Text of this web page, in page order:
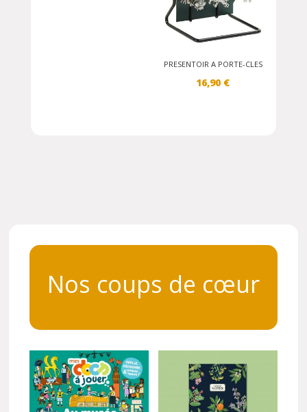
PRESENTOIR A PORTE-CLES
16,90 €
Nos coups de cœur